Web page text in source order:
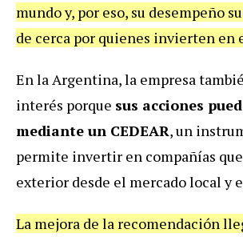
mundo y, por eso, su desempeño
de cerca por quienes invierten en
En la Argentina, la empresa
interés porque sus acciones
mediante un CEDEAR, un
permite invertir en compañías
exterior desde el mercado local y
La mejora de la recomendación